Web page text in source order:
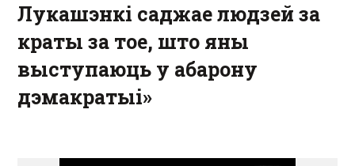
Лукашэнкі саджае людзей за
краты за тое, што яны
выступаюць у абарону
дэмакратыі»